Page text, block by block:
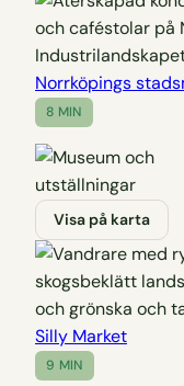
Norrköpings
8 MIN
Visa på karta
Silly Market
9 MIN